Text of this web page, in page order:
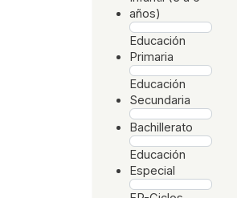
años)
Educación
Primaria
Educación
Secundaria
Bachillerato
Educación
Especial